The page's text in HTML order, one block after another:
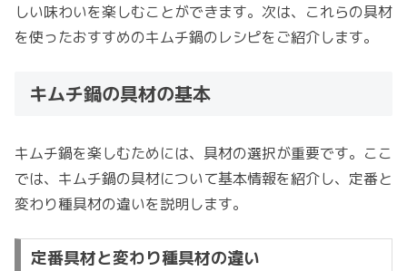
しい味わいを楽しむことができます。次は、これらの具材
を使ったおすすめのキムチ鍋のレシピをご紹介します。
キムチ鍋の具材の基本
キムチ鍋を楽しむためには、具材の選択が重要です。ここ
では、キムチ鍋の具材について基本情報を紹介し、定番と
変わり種具材の違いを説明します。
定番具材と変わり種具材の違い